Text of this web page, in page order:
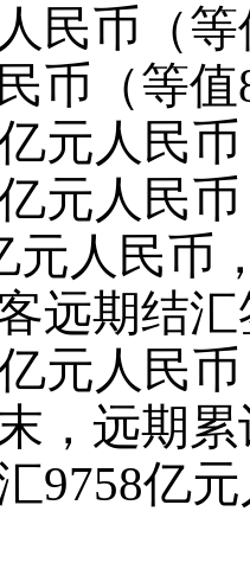
民币（等
币（等值
元人民
元人民
元人民币
远期结
元人民
，远期
9758亿